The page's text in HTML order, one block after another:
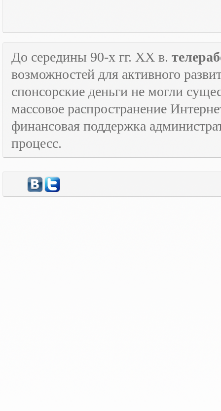
До середины 90-х гг. XX в.
возможностей для активного
спонсорские деньги не могли
массовое распространение
финансовая поддержка
процесс.